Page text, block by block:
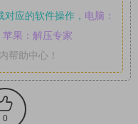
对应的软件操作， 电脑：
果：解压专家
帮助中心！
0